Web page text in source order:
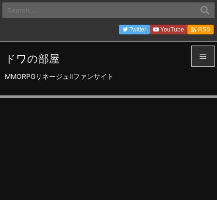
ドワの部屋
MMORPGリネージュIIファンサイト


Twitter YouTube  RSS